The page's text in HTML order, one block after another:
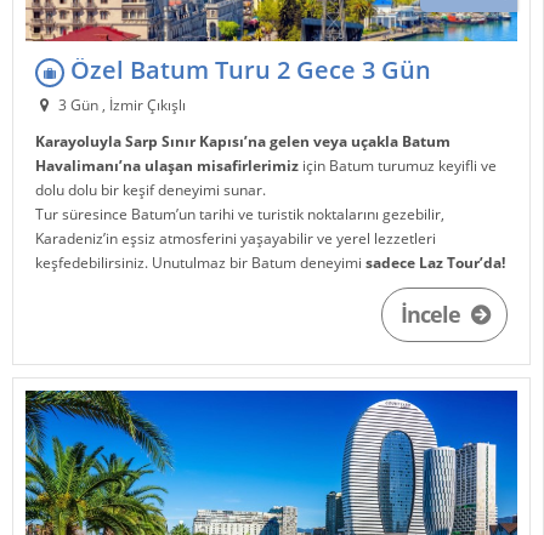
Özel Batum Turu 2 Gece 3 Gün
3 Gün , İzmir Çıkışlı
Karayoluyla Sarp Sınır Kapısı’na gelen veya uçakla Batum
Havalimanı’na ulaşan misafirlerimiz için Batum turumuz keyifli ve
dolu dolu bir keşif deneyimi sunar.
Tur süresince Batum’un tarihi ve turistik noktalarını gezebilir,
Karadeniz’in eşsiz atmosferini yaşayabilir ve yerel lezzetleri
keşfedebilirsiniz. Unutulmaz bir Batum deneyimisadece Laz Tour’da!
İncele